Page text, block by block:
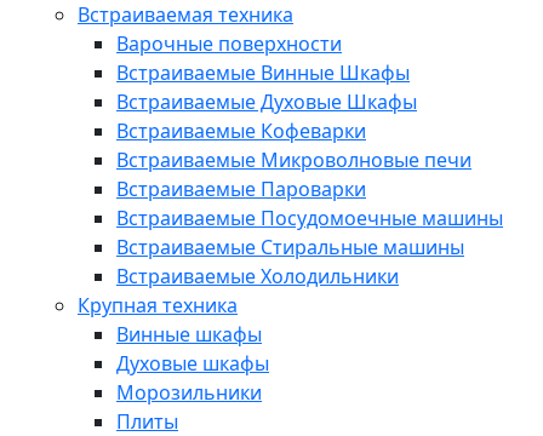
Встраиваемая техника
Варочные поверхности
Встраиваемые Винные Шкафы
Встраиваемые Духовые Шкафы
Встраиваемые Кофеварки
Встраиваемые Микроволновые печи
Встраиваемые Пароварки
Встраиваемые Посудомоечные машины
Встраиваемые Стиральные машины
Встраиваемые Холодильники
Крупная техника
Винные шкафы
Духовые шкафы
Морозильники
Плиты